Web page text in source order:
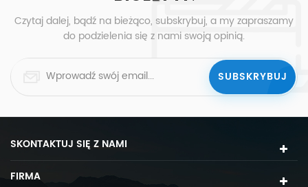
Czytaj dalej, bądź na bieżąco, subskrybuj, a my zapraszamy
do podzielenia się z nami swoją opinią.
SKONTAKTUJ SIĘ Z NAMI
FIRMA